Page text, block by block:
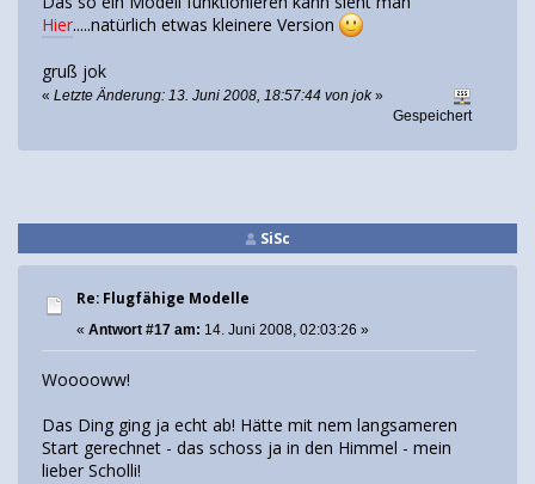
Hier.....natürlich etwas kleinere Version
gruß jok
« Letzte Änderung: 13. Juni 2008, 18:57:44 von jok»
Gespeichert
SiSc
Re: Flugfähige Modelle
« Antwort #17 am: 14. Juni 2008, 02:03:26 »
Wooooww!
Das Ding ging ja echt ab! Hätte mit nem langsameren
Start gerechnet - das schoss ja in den Himmel - mein
lieber Scholli!